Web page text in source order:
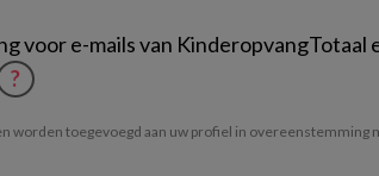
voor e-mails van KinderopvangTotaal
?
worden toegevoegd aan uw profiel in overeenstemming